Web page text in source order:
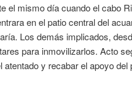
el mismo día cuando el cabo
en el patio central del
Los demás implicados,
para inmovilizarlos. Acto
y recabar el apoyo del